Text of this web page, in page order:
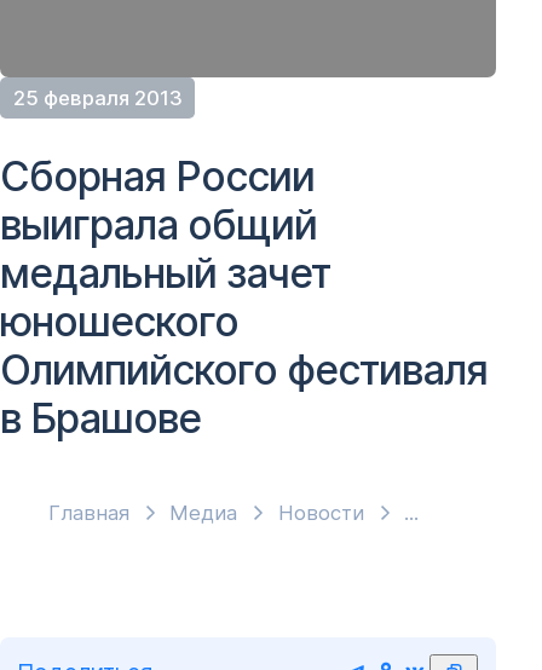
25 февраля 2013
Главная Медиа Новости
Сборная России
выиграла общий
медальный зачет
юношеского
Олимпийского фестиваля
в Брашове